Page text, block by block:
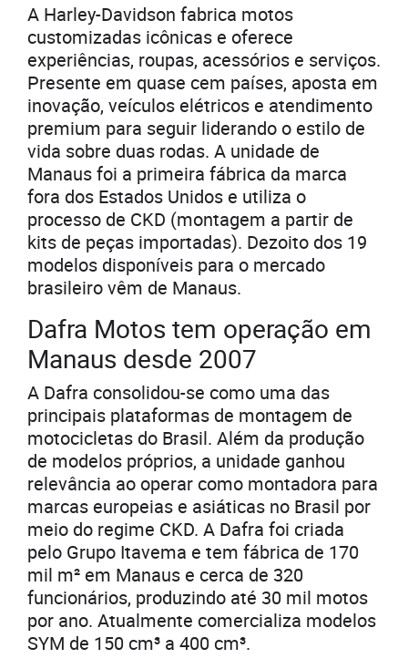
A Harley-Davidson fabrica motos
customizadas icônicas e oferece
experiências, roupas, acessórios e serviços.
Presente em quase cem países, aposta em
inovação, veículos elétricos e atendimento
premium para seguir liderando o estilo de
vida sobre duas rodas. A unidade de
Manaus foi a primeira fábrica da marca
fora dos Estados Unidos e utiliza o
processo de CKD (montagem a partir de
kits de peças importadas). Dezoito dos 19
modelos disponíveis para o mercado
brasileiro vêm de Manaus.
Dafra Motos tem operação em
Manaus desde 2007
A Dafra consolidou-se como uma das
principais plataformas de montagem de
motocicletas do Brasil. Além da produção
de modelos próprios, a unidade ganhou
relevância ao operar como montadora para
marcas europeias e asiáticas no Brasil por
meio do regime CKD. A Dafra foi criada
pelo Grupo Itavema e tem fábrica de 170
mil m² em Manaus e cerca de 320
funcionários, produzindo até 30 mil motos
por ano. Atualmente comercializa modelos
SYM de 150 cm³ a 400 cm³.